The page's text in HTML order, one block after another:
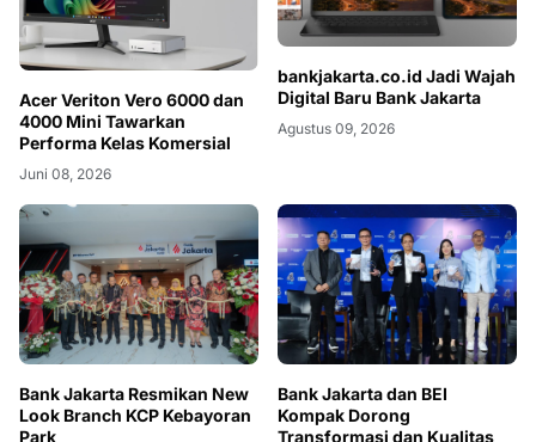
Acer Veriton Vero 6000 dan
4000 Mini Tawarkan
Performa Kelas Komersial
Juni 08, 2026
bankjakarta.co.id Jadi Wajah
Digital Baru Bank Jakarta
Agustus 09, 2026
Bank Jakarta Resmikan New
Look Branch KCP Kebayoran
Park
Bank Jakarta dan BEI
Kompak Dorong
Transformasi dan Kualitas